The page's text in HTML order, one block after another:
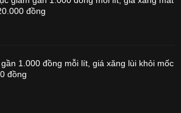
đồng
1.000 đồng mỗi lít, giá xăng lùi khỏi mốc
đồng